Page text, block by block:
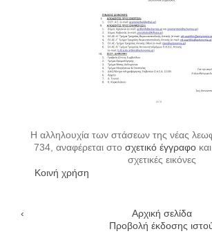
Η αλληλουχία των στάσεων της νέας
734, αναφέρεται στο σχετικό έγγραφοκαι
σχετικές εικόνες
Κοινή χρήση
‹
Αρχική σελίδα
Προβολή έκδοσης